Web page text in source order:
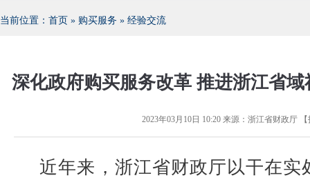
当前位置： 首页 » 购买服务 » 经验交流
深化政府购买服务改革 推进浙江省
2023年03月10日 10:20来源： 浙江省财政厅【
近年来，浙江省财政厅以干在实